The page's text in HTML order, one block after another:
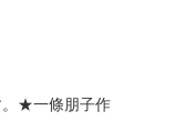
。★一條朋子作